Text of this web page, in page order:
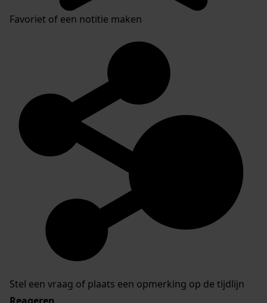
Favoriet of een notitie maken
Stel een vraag of plaats een opmerking op de tijdlijn